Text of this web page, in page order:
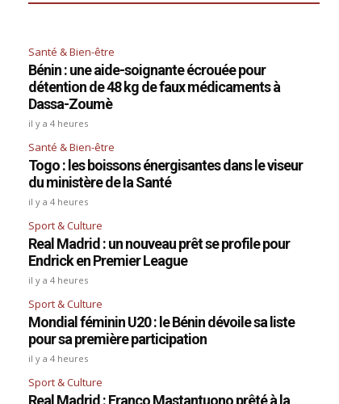
Santé & Bien-être
Bénin : une aide-soignante écrouée pour
détention de 48 kg de faux médicaments à
Dassa-Zoumè
il y a 4 heures
Santé & Bien-être
Togo : les boissons énergisantes dans le viseur
du ministère de la Santé
il y a 4 heures
Sport & Culture
Real Madrid : un nouveau prêt se profile pour
Endrick en Premier League
il y a 4 heures
Sport & Culture
Mondial féminin U20 : le Bénin dévoile sa liste
pour sa première participation
il y a 4 heures
Sport & Culture